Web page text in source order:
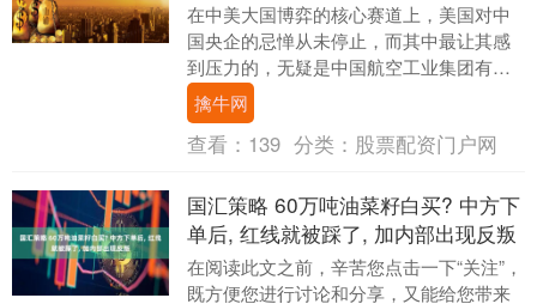
在中美大国博弈的核心赛道上，美国对中
国央企的忌惮从未停止，而其中最让其感
到压力的，无疑是中国航空工业集团有限
公司（中航工业）。 作为肩负国家航空航
天战略使命的核....
擒牛网
查看： 139 分类： 股票配资门户网
国汇策略 60万吨油菜籽白买? 中方下
单后, 红线就被踩了, 加内部出现反叛
在阅读此文之前，辛苦您点击一下“关注”，
既方便您进行讨论和分享，又能给您带来